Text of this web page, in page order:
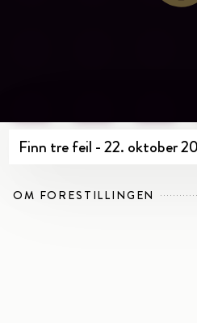
Finn tre feil - 22. oktober
OM FORESTILLINGEN